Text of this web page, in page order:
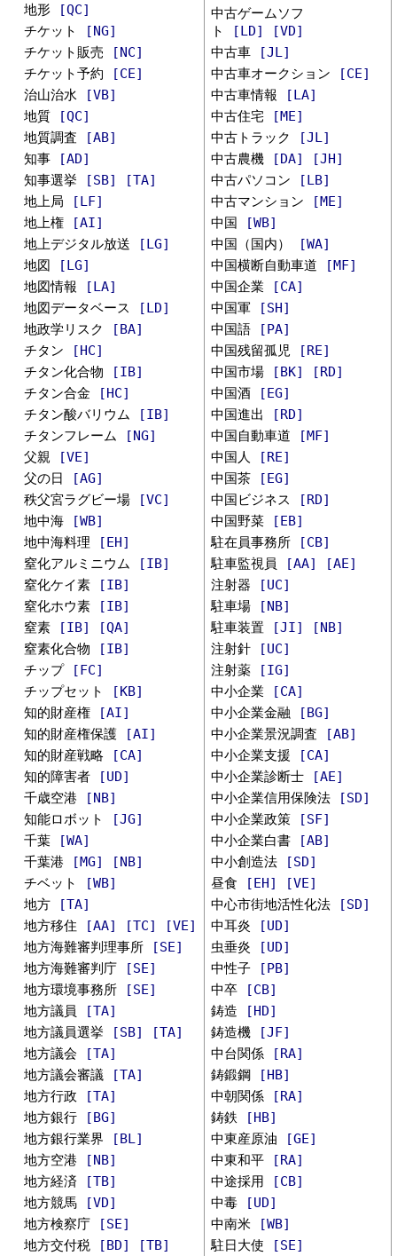
地形
[QC]
チケット
[NG]
チケット販売
[NC]
チケット予約
[CE]
治山治水
[VB]
地質
[QC]
地質調査
[AB]
知事
[AD]
知事選挙
[SB]
[TA]
地上局
[LF]
地上権
[AI]
地上デジタル放送
[LG]
地図
[LG]
地図情報
[LA]
地図データベース
[LD]
地政学リスク
[BA]
チタン
[HC]
チタン化合物
[IB]
チタン合金
[HC]
チタン酸バリウム
[IB]
チタンフレーム
[NG]
父親
[VE]
父の日
[AG]
秩父宮ラグビー場
[VC]
地中海
[WB]
地中海料理
[EH]
窒化アルミニウム
[IB]
窒化ケイ素
[IB]
窒化ホウ素
[IB]
窒素
[IB]
[QA]
窒素化合物
[IB]
チップ
[FC]
チップセット
[KB]
知的財産権
[AI]
知的財産権保護
[AI]
知的財産戦略
[CA]
知的障害者
[UD]
千歳空港
[NB]
知能ロボット
[JG]
千葉
[WA]
千葉港
[MG]
[NB]
チベット
[WB]
地方
[TA]
地方移住
[AA] [TC]
[VE]
地方海難審判理事所
[SE]
地方海難審判庁
[SE]
地方環境事務所
[SE]
地方議員
[TA]
地方議員選挙
[SB]
[TA]
地方議会
[TA]
地方議会審議
[TA]
地方行政
[TA]
地方銀行
[BG]
地方銀行業界
[BL]
地方空港
[NB]
地方経済
[TB]
地方競馬
[VD]
地方検察庁
[SE]
地方交付税
[BD] [TB]
中古ゲームソフ
ト
[LD]
[VD]
中古車
[JL]
中古車オークション
[CE]
中古車情報
[LA]
中古住宅
[ME]
中古トラック
[JL]
中古農機
[DA]
[JH]
中古パソコン
[LB]
中古マンション
[ME]
中国
[WB]
中国（国内）
[WA]
中国横断自動車道
[MF]
中国企業
[CA]
中国軍
[SH]
中国語
[PA]
中国残留孤児
[RE]
中国市場
[BK]
[RD]
中国酒
[EG]
中国進出
[RD]
中国自動車道
[MF]
中国人
[RE]
中国茶
[EG]
中国ビジネス
[RD]
中国野菜
[EB]
駐在員事務所
[CB]
駐車監視員
[AA]
[AE]
注射器
[UC]
駐車場
[NB]
駐車装置
[JI]
[NB]
注射針
[UC]
注射薬
[IG]
中小企業
[CA]
中小企業金融
[BG]
中小企業景況調査
[AB]
中小企業支援
[CA]
中小企業診断士
[AE]
中小企業信用保険法
[SD]
中小企業政策
[SF]
中小企業白書
[AB]
中小創造法
[SD]
昼食
[EH]
[VE]
中心市街地活性化法
[SD]
中耳炎
[UD]
虫垂炎
[UD]
中性子
[PB]
中卒
[CB]
鋳造
[HD]
鋳造機
[JF]
中台関係
[RA]
鋳鍛鋼
[HB]
中朝関係
[RA]
鋳鉄
[HB]
中東産原油
[GE]
中東和平
[RA]
中途採用
[CB]
中毒
[UD]
中南米
[WB]
駐日大使
[SE]